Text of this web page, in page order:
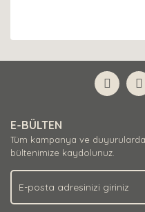
E-BÜLTEN
Tüm kampanya ve
bültenimize kaydolunuz.